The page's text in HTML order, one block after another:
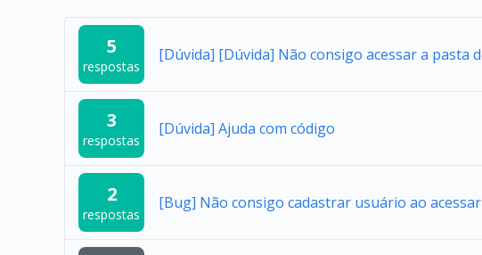
5
respostas
[Dúvida] [Dúvida] Não consigo acessar a pasta
3
respostas
[Dúvida] Ajuda com código
2
respostas
[Bug] Não consigo cadastrar usuário ao